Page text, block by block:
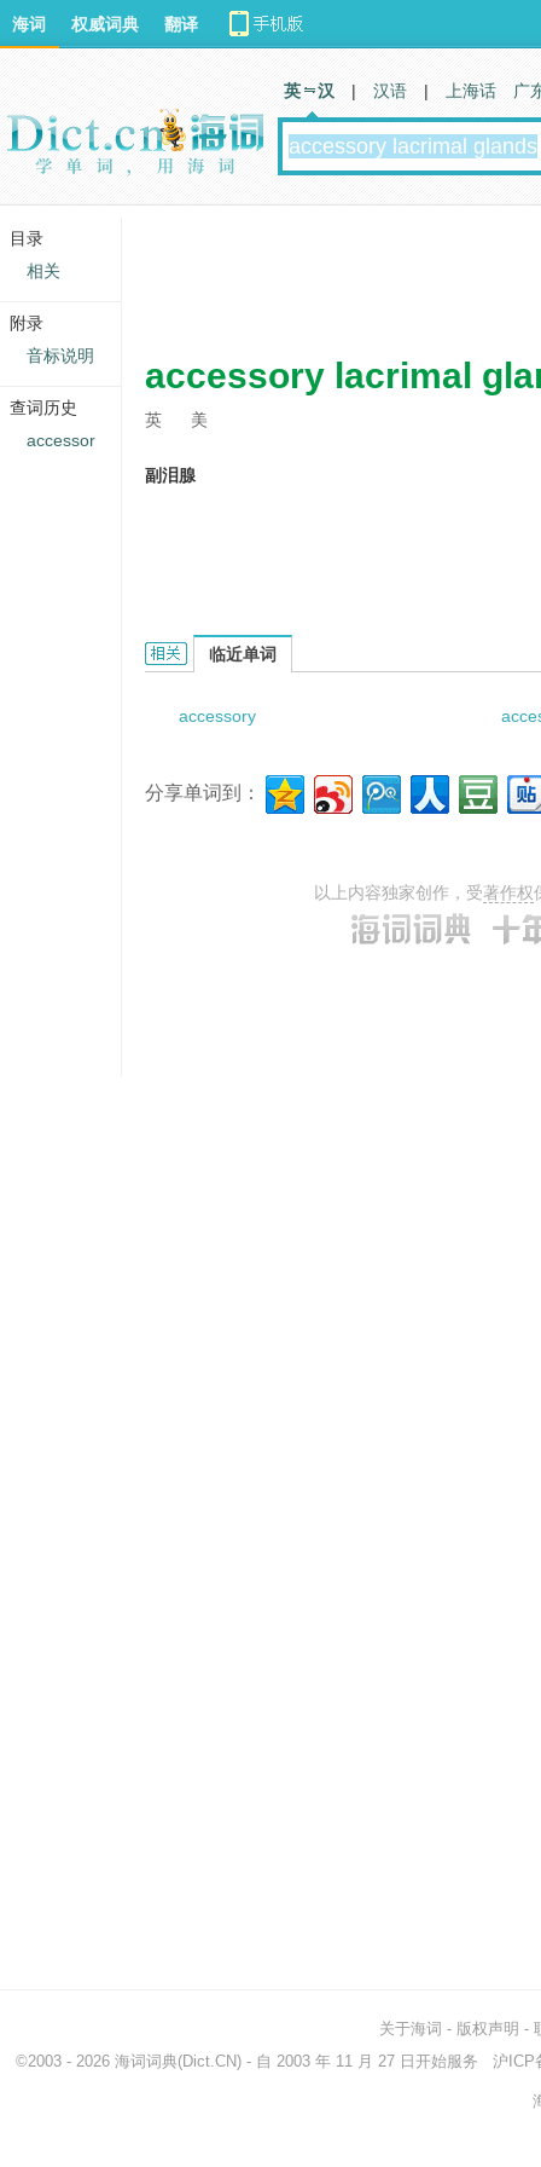
accessory lacrimal
英 美
副泪腺
accessory lacrimal glands的相关资料：
临近单词
accessory
分享单词到：
以上内容独家创作，受著作权
海词 权威词典 翻译
英 汉 | 汉语 | 上海话 广
关于海词 - 版权声明 -
©2003 - 2026 海词词典(Dict.CN) - 自 2003 年 11 月 27 日开始服务 沪ICP
目录
相关
附录
音标说明
查词历史
accessor